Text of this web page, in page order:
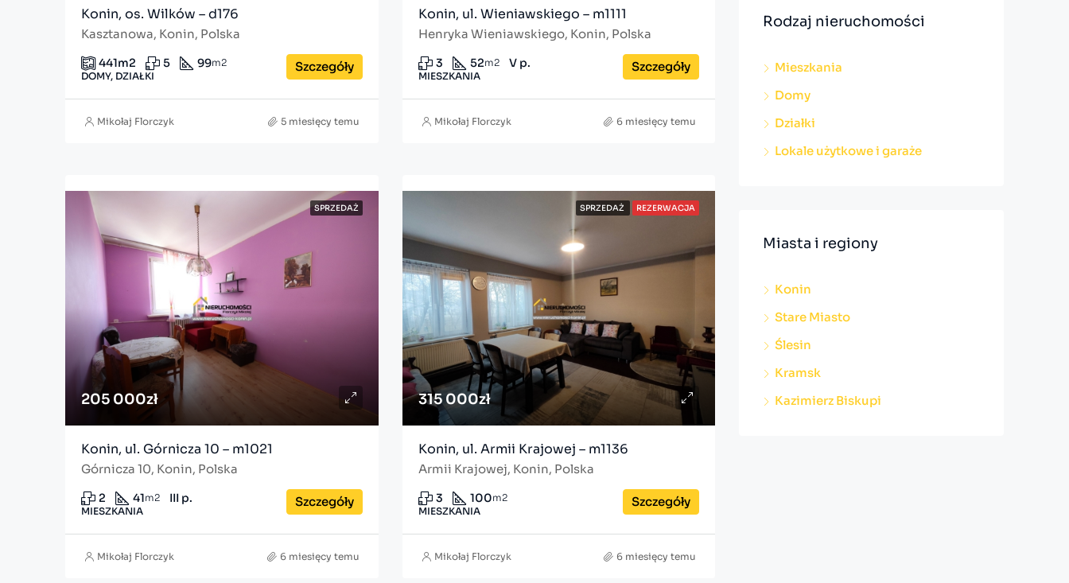
Konin, os. Wilków – d176
Kasztanowa, Konin, Polska
441m2 5 99m2
DOMY, DZIAŁKI
Szczegóły
Mikołaj Florczyk 5 miesięcy temu
Konin, ul. Wieniawskiego – m1111
Henryka Wieniawskiego, Konin, Polska
3 52m2 V p.
MIESZKANIA
Szczegóły
Mikołaj Florczyk 6 miesięcy temu
SPRZEDAŻ
205 000zł
Konin, ul. Górnicza 10 – m1021
Górnicza 10, Konin, Polska
2 41m2 III p.
MIESZKANIA
Szczegóły
Mikołaj Florczyk 6 miesięcy temu
SPRZEDAŻ REZERWACJA
315 000zł
Konin, ul. Armii Krajowej – m1136
Armii Krajowej, Konin, Polska
3 100m2
MIESZKANIA
Szczegóły
Mikołaj Florczyk 6 miesięcy temu
Rodzaj nieruchomości
Mieszkania
Domy
Działki
Lokale użytkowe i garaże
Miasta i regiony
Konin
Stare Miasto
Ślesin
Kramsk
Kazimierz Biskupi